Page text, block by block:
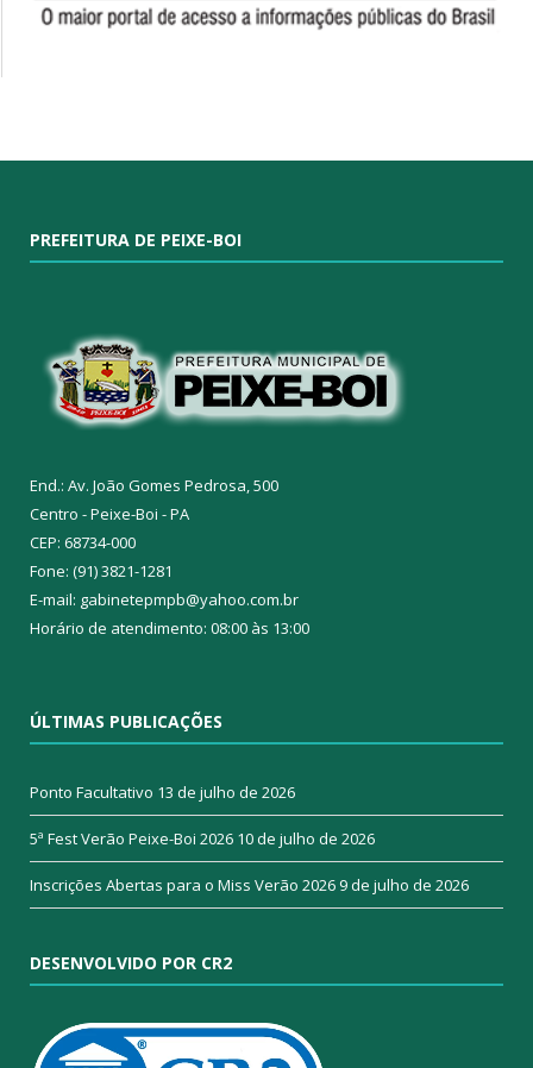
PREFEITURA DE PEIXE-BOI
End.: Av. João Gomes Pedrosa, 500
Centro - Peixe-Boi - PA
CEP: 68734-000
Fone: (91) 3821-1281
E-mail: gabinetepmpb@yahoo.com.br
Horário de atendimento: 08:00 às 13:00
ÚLTIMAS PUBLICAÇÕES
Ponto Facultativo 13 de julho de 2026
5ª Fest Verão Peixe-Boi 2026 10 de julho de 2026
Inscrições Abertas para o Miss Verão 20269 de julho de 2026
DESENVOLVIDO POR CR2